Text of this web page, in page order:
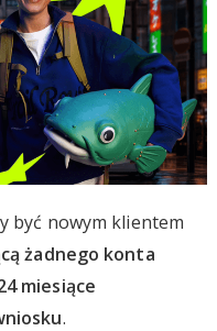
być nowym klientem
żadnego konta
miesiące
.